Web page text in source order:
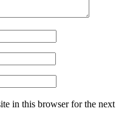
in this browser for the next